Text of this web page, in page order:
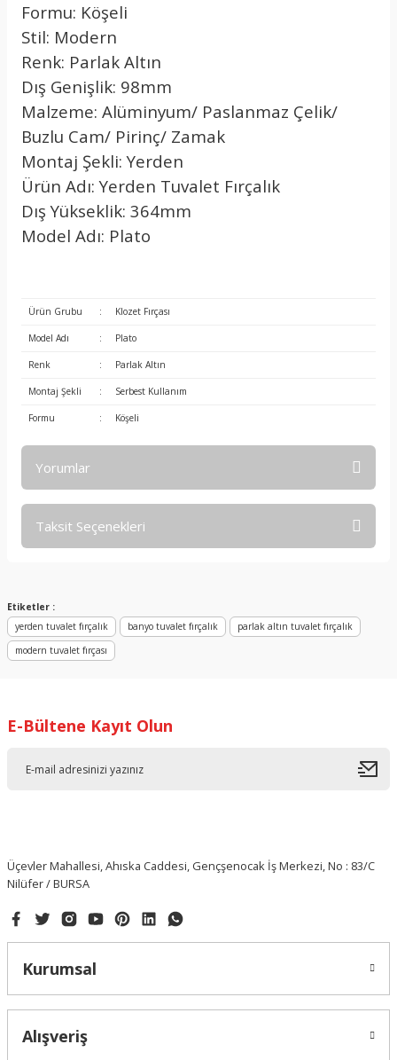
Formu: Köşeli
Stil: Modern
Renk: Parlak Altın
Dış Genişlik: 98mm
Malzeme: Alüminyum/ Paslanmaz Çelik/
Buzlu Cam/ Pirinç/ Zamak
Montaj Şekli: Yerden
Ürün Adı: Yerden Tuvalet Fırçalık
Dış Yükseklik: 364mm
Model Adı: Plato
Ürün Grubu : Klozet Fırçası
Model Adı : Plato
Renk : Parlak Altın
Montaj Şekli : Serbest Kullanım
Formu : Köşeli
Yorumlar
Taksit Seçenekleri
Etiketler :
yerden tuvalet fırçalık
banyo tuvalet fırçalık
parlak altın tuvalet fırçalık
modern tuvalet fırçası
E-Bültene Kayıt Olun
Üçevler Mahallesi, Ahıska Caddesi, Gençşenocak İş Merkezi, No : 83/C
Nilüfer / BURSA
Kurumsal
Alışveriş